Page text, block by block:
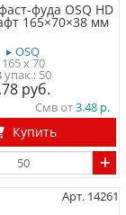
фуда OSQ HD
165×70×38 мм
▸ OSQ
165 x 70
50
Смв от3.48
Купить
Арт. 14261